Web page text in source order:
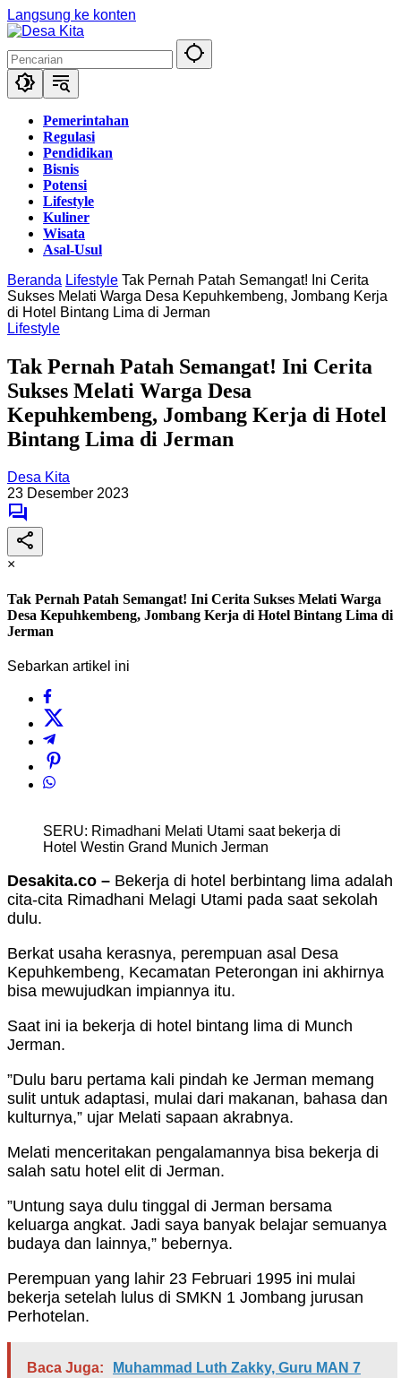
Langsung ke konten
Pemerintahan
Regulasi
Pendidikan
Bisnis
Potensi
Lifestyle
Kuliner
Wisata
Asal-Usul
Beranda Lifestyle Tak Pernah Patah Semangat! Ini Cerita
Sukses Melati Warga Desa Kepuhkembeng, Jombang Kerja
di Hotel Bintang Lima di Jerman
Lifestyle
Tak Pernah Patah Semangat! Ini Cerita
Sukses Melati Warga Desa
Kepuhkembeng, Jombang Kerja di Hotel
Bintang Lima di Jerman
Desa Kita
23 Desember 2023
×
Tak Pernah Patah Semangat! Ini Cerita Sukses Melati Warga
Desa Kepuhkembeng, Jombang Kerja di Hotel Bintang Lima di
Jerman
Sebarkan artikel ini
SERU: Rimadhani Melati Utami saat bekerja di
Hotel Westin Grand Munich Jerman
Desakita.co – Bekerja di hotel berbintang lima adalah
cita-cita Rimadhani Melagi Utami pada saat sekolah
dulu.
Berkat usaha kerasnya, perempuan asal Desa
Kepuhkembeng, Kecamatan Peterongan ini akhirnya
bisa mewujudkan impiannya itu.
Saat ini ia bekerja di hotel bintang lima di Munch
Jerman.
”Dulu baru pertama kali pindah ke Jerman memang
sulit untuk adaptasi, mulai dari makanan, bahasa dan
kulturnya,” ujar Melati sapaan akrabnya.
Melati menceritakan pengalamannya bisa bekerja di
salah satu hotel elit di Jerman.
”Untung saya dulu tinggal di Jerman bersama
keluarga angkat. Jadi saya banyak belajar semuanya
budaya dan lainnya,” bebernya.
Perempuan yang lahir 23 Februari 1995 ini mulai
bekerja setelah lulus di SMKN 1 Jombang jurusan
Perhotelan.
Baca Juga:
Muhammad Luth Zakky, Guru MAN 7